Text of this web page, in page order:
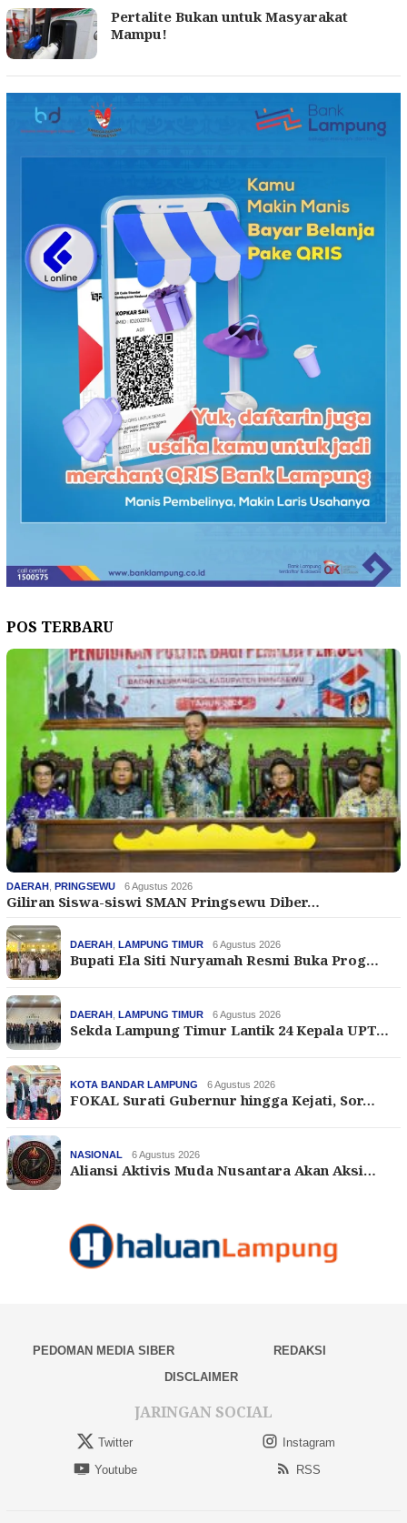
Pertalite Bukan untuk Masyarakat
Mampu!
POS TERBARU
DAERAH PRINGSEWU 6 Agustus 2026
Giliran Siswa-siswi SMAN Pringsewu Diber…
DAERAH LAMPUNG TIMUR 6 Agustus 2026
Bupati Ela Siti Nuryamah Resmi Buka Prog…
DAERAH LAMPUNG TIMUR 6 Agustus 2026
Sekda Lampung Timur Lantik 24 Kepala UPT…
KOTA BANDAR LAMPUNG 6 Agustus 2026
FOKAL Surati Gubernur hingga Kejati, Sor…
NASIONAL 6 Agustus 2026
Aliansi Aktivis Muda Nusantara Akan Aksi…
PEDOMAN MEDIA SIBER
REDAKSI
DISCLAIMER
JARINGAN SOCIAL
Twitter
Instagram
Youtube
RSS